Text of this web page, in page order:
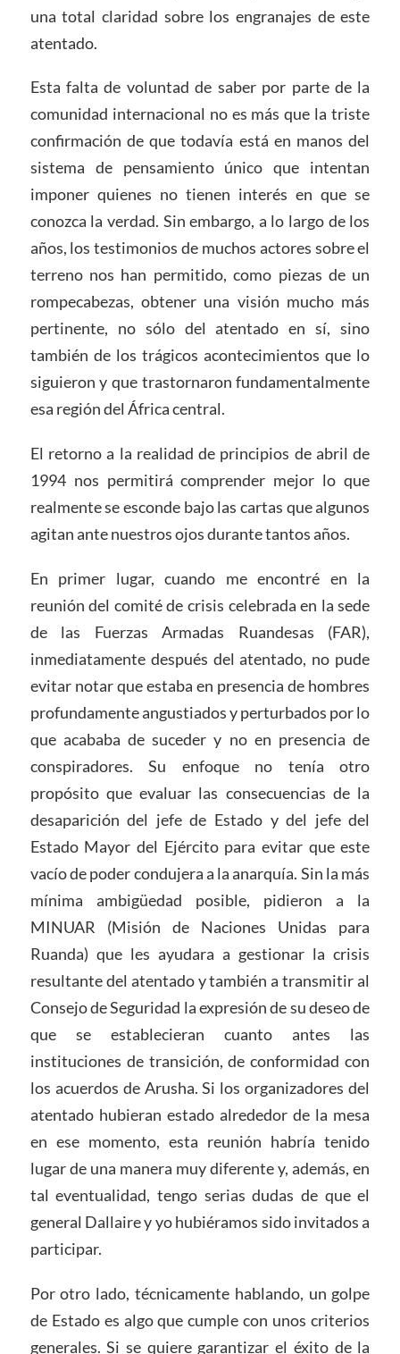
una total claridad sobre los engranajes de este
atentado.
Esta falta de voluntad de saber por parte de la
comunidad internacional no es más que la triste
confirmación de que todavía está en manos del
sistema de pensamiento único que intentan
imponer quienes no tienen interés en que se
conozca la verdad. Sin embargo, a lo largo de los
años, los testimonios de muchos actores sobre el
terreno nos han permitido, como piezas de un
rompecabezas, obtener una visión mucho más
pertinente, no sólo del atentado en sí, sino
también de los trágicos acontecimientos que lo
siguieron y que trastornaron fundamentalmente
esa región del África central.
El retorno a la realidad de principios de abril de
1994 nos permitirá comprender mejor lo que
realmente se esconde bajo las cartas que algunos
agitan ante nuestros ojos durante tantos años.
En primer lugar, cuando me encontré en la
reunión del comité de crisis celebrada en la sede
de las Fuerzas Armadas Ruandesas (FAR),
inmediatamente después del atentado, no pude
evitar notar que estaba en presencia de hombres
profundamente angustiados y perturbados por lo
que acababa de suceder y no en presencia de
conspiradores. Su enfoque no tenía otro
propósito que evaluar las consecuencias de la
desaparición del jefe de Estado y del jefe del
Estado Mayor del Ejército para evitar que este
vacío de poder condujera a la anarquía. Sin la más
mínima ambigüedad posible, pidieron a la
MINUAR (Misión de Naciones Unidas para
Ruanda) que les ayudara a gestionar la crisis
resultante del atentado y también a transmitir al
Consejo de Seguridad la expresión de su deseo de
que se establecieran cuanto antes las
instituciones de transición, de conformidad con
los acuerdos de Arusha. Si los organizadores del
atentado hubieran estado alrededor de la mesa
en ese momento, esta reunión habría tenido
lugar de una manera muy diferente y, además, en
tal eventualidad, tengo serias dudas de que el
general Dallaire y yo hubiéramos sido invitados a
participar.
Por otro lado, técnicamente hablando, un golpe
de Estado es algo que cumple con unos criterios
generales. Si se quiere garantizar el éxito de la